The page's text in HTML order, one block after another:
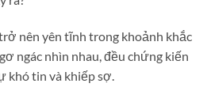
nên yên tĩnh trong khoảnh khắc
ngác nhìn nhau, đều chứng kiến
khó tin và khiếp sợ.